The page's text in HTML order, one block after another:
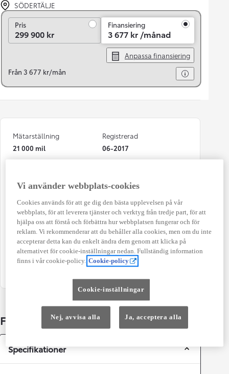
SÖDERTÄLJE
PrisPris
299 900 kr
Finansiering
3 677 kr /månad
Anpassa finansiering
Från 3 677 kr/mån
Mätarställning
21 000 mil
Registrerad
06-2017
Automat
Effekt
110 kw (150 hk)
Färg
Silver Metallic
Kombinerad Co2
Antal säten
Fakta om bilen
Specifikationer
Vi använder webbplats-cookies
Cookies används för att ge dig den bästa upplevelsen på vår
webbplats, för att leverera tjänster och verktyg från tredje part, för att
hjälpa oss att förstå och förbättra hur webbplatsen fungerar och för
reklam. Vi rekommenderar att du behåller alla cookies, men om du inte
accepterar detta kan du enkelt ändra dem genom att klicka på
alternativet för cookie-inställningar nedan. Fullständig information
finns i vår cookie-policy. Cookie-policy
Cookie-inställningar
Nej, avvisa alla Ja, acceptera alla